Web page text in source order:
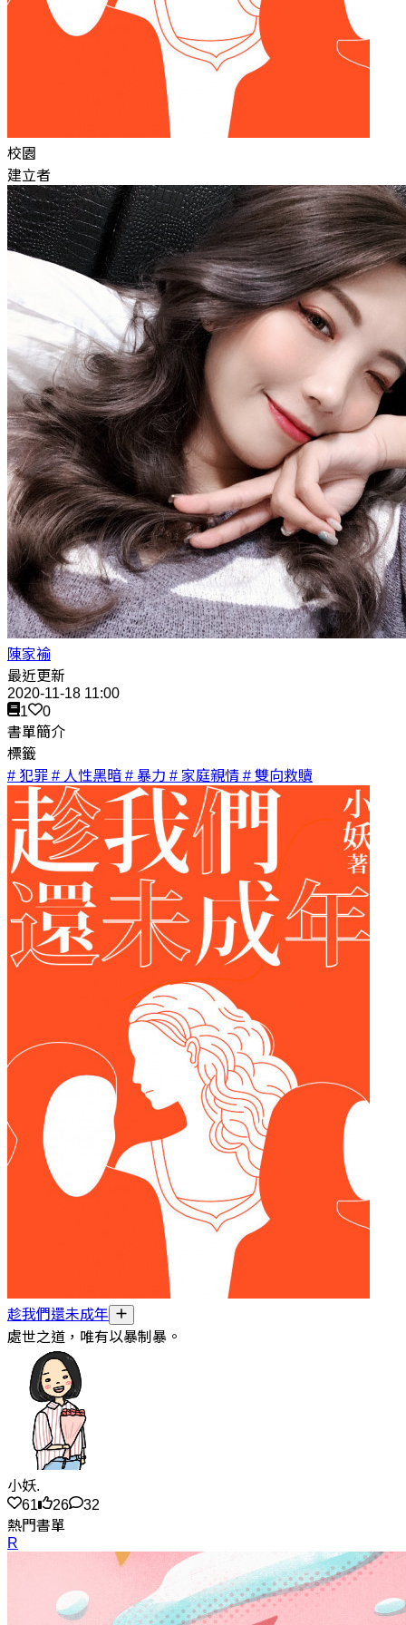
校園
建立者
陳家褕
最近更新
2020-11-18 11:00
1
0
書單簡介
標籤
# 犯罪 # 人性黑暗 # 暴力 # 家庭親情 # 雙向救贖
趁我們還未成年
處世之道，唯有以暴制暴。
小妖.
61
26
32
熱門書單
R